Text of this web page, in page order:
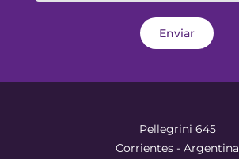
Enviar
Pellegrini 645
Corrientes - Argentina